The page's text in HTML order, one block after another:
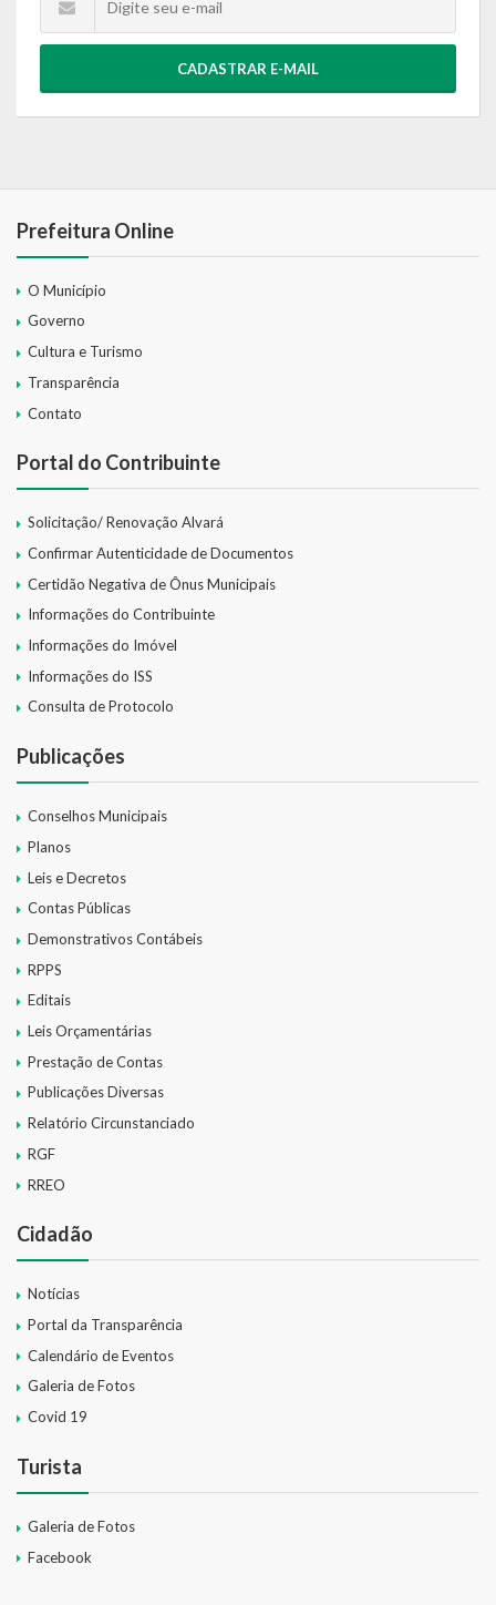
CADASTRAR E-MAIL
Prefeitura Online
O Município
Governo
Cultura e Turismo
Transparência
Contato
Portal do Contribuinte
Solicitação/ Renovação Alvará
Confirmar Autenticidade de Documentos
Certidão Negativa de Ônus Municipais
Informações do Contribuinte
Informações do Imóvel
Informações do ISS
Consulta de Protocolo
Publicações
Conselhos Municipais
Planos
Leis e Decretos
Contas Públicas
Demonstrativos Contábeis
RPPS
Editais
Leis Orçamentárias
Prestação de Contas
Publicações Diversas
Relatório Circunstanciado
RGF
RREO
Cidadão
Notícias
Portal da Transparência
Calendário de Eventos
Galeria de Fotos
Covid 19
Turista
Galeria de Fotos
Facebook